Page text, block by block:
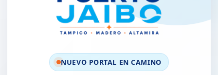
NUEVO PORTAL EN CAMINO